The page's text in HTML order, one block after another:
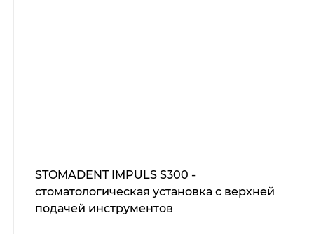
STOMADENT IMPULS S300 -
стоматологическая установка с верхней
подачей инструментов